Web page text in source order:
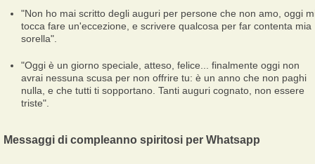
"Non ho mai scritto degli auguri per persone che non amo, oggi
tocca fare un'eccezione, e scrivere qualcosa per far contenta mia
sorella".
"Oggi è un giorno speciale, atteso, felice... finalmente oggi non
avrai nessuna scusa per non offrire tu: è un anno che non paghi
nulla, e che tutti ti sopportano. Tanti auguri cognato, non essere
triste".
Messaggi di compleanno spiritosi per Whatsapp